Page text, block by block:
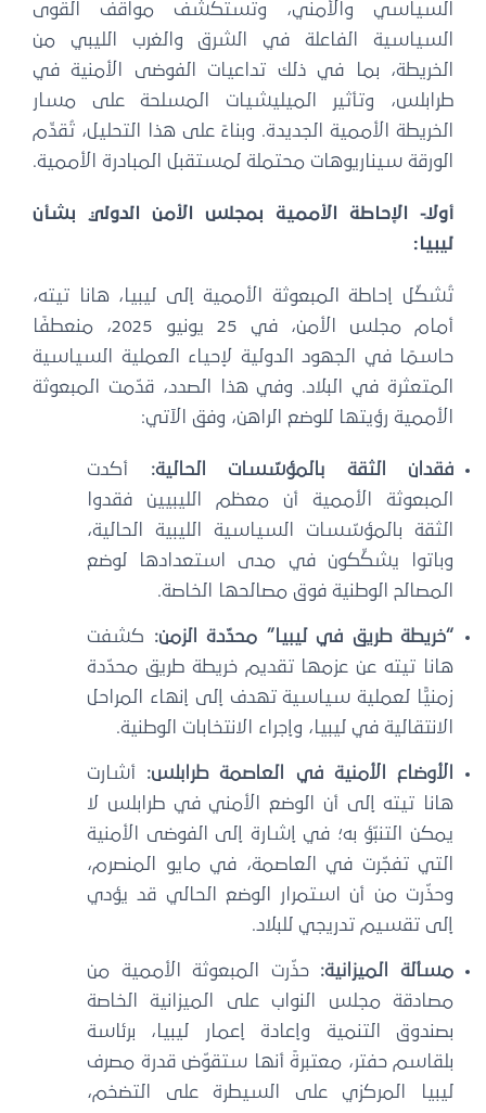
السياسي والأمني، وتستكشف مواقف القوى
السياسية الفاعلة في الشرق والغرب الليبي من
الخريطة، بما في ذلك تداعيات الفوضى الأمنية في
طرابلس، وتأثير الميليشيات المسلحة على مسار
الخريطة الأممية الجديدة. وبناءً على هذا التحليل، تُقدِّم
الورقة سيناريوهات محتملة لمستقبل المبادرة الأممية.
أولًا- الإحاطة الأممية بمجلس الأمن الدولي بشأن
ليبيا:
تُشكّل إحاطة المبعوثة الأممية إلى ليبيا، هانا تيته،
أمام مجلس الأمن، في 25 يونيو 2025، منعطفًا
حاسمًا في الجهود الدولية لإحياء العملية السياسية
المتعثرة في البلاد. وفي هذا الصدد، قدّمت المبعوثة
الأممية رؤيتها للوضع الراهن، وفق الآتي:
فقدان الثقة بالمؤسّسات الحالية: أكدت
المبعوثة الأممية أن معظم الليبيين فقدوا
الثقة بالمؤسّسات السياسية الليبية الحالية،
وباتوا يشكِّكون في مدى استعدادها لوضع
المصالح الوطنية فوق مصالحها الخاصة.
“خريطة طريق في ليبيا” محدّدة الزمن: كشفت
هانا تيته عن عزمها تقديم خريطة طريق محدّدة
زمنيًّا لعملية سياسية تهدف إلى إنهاء المراحل
الانتقالية في ليبيا، وإجراء الانتخابات الوطنية.
الأوضاع الأمنية في العاصمة طرابلس: أشارت
هانا تيته إلى أن الوضع الأمني في طرابلس لا
يمكن التنبّؤ به؛ في إشارة إلى الفوضى الأمنية
التي تفجّرت في العاصمة، في مايو المنصرم،
وحذّرت من أن استمرار الوضع الحالي قد يؤدي
إلى تقسيم تدريجي للبلاد.
مسألة الميزانية: حذّرت المبعوثة الأممية من
مصادقة مجلس النواب على الميزانية الخاصة
بصندوق التنمية وإعادة إعمار ليبيا، برئاسة
بلقاسم حفتر، معتبرةً أنها ستقوّض قدرة مصرف
ليبيا المركزي على السيطرة على التضخم،